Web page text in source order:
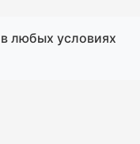
любых условиях